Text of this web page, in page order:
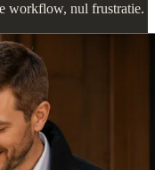
workflow, nul frustratie.